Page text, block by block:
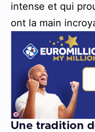
intense et qui
ont la main
Une tradition